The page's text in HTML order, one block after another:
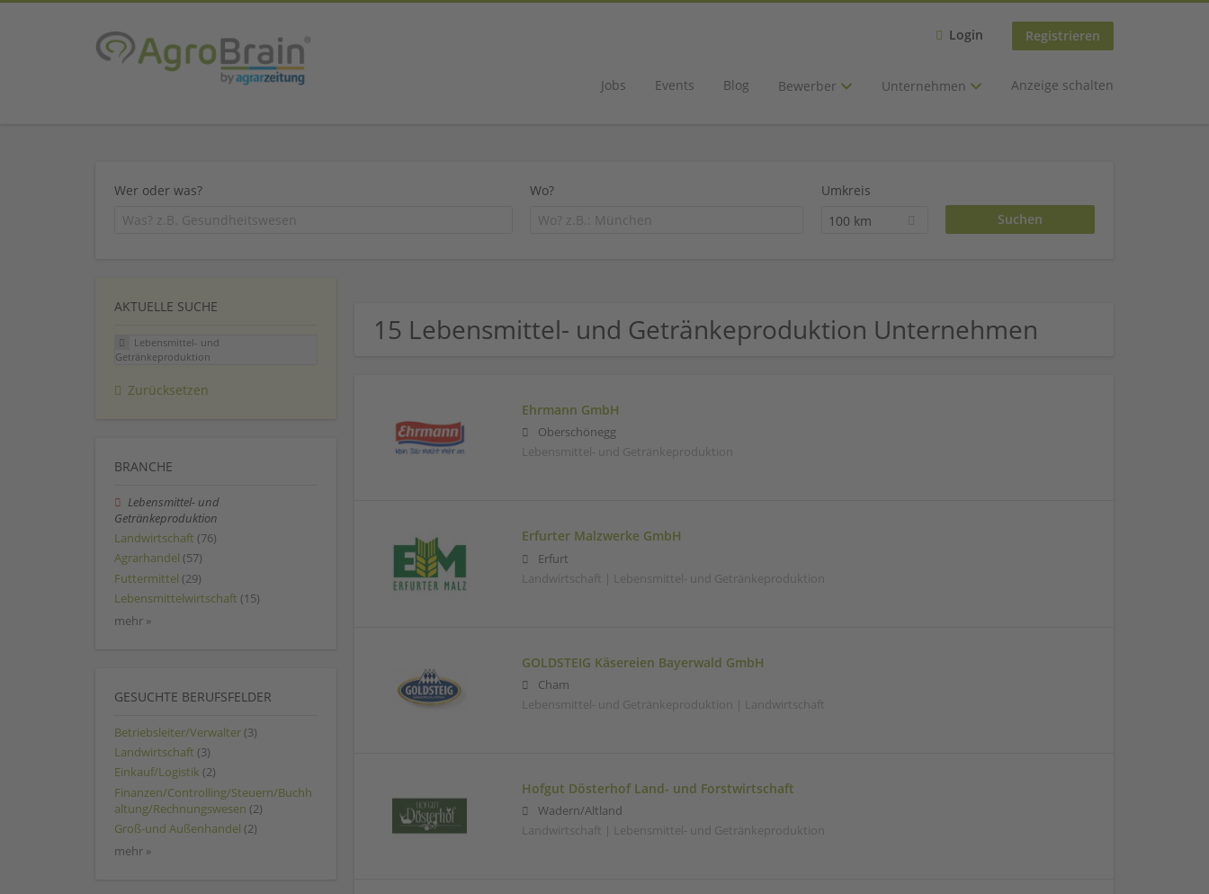
Login Registrieren
Jobs Events Blog Bewerber Unternehmen Anzeige schalten
Wer oder was? Wo?
Umkreis
100 km
15 Lebensmittel- und Getränkeproduktion Unternehmen
Ehrmann GmbH
Oberschönegg
Lebensmittel- und Getränkeproduktion
Erfurter Malzwerke GmbH
Erfurt
Landwirtschaft | Lebensmittel- und Getränkeproduktion
GOLDSTEIG Käsereien Bayerwald GmbH
Cham
Lebensmittel- und Getränkeproduktion | Landwirtschaft
Hofgut Dösterhof Land- und Forstwirtschaft
Wadern/Altland
Landwirtschaft | Lebensmittel- und Getränkeproduktion
AKTUELLE SUCHE
Lebensmittel- und
Getränkeproduktion
Zurücksetzen
BRANCHE
Lebensmittel- und
Getränkeproduktion
Landwirtschaft (76)
Agrarhandel (57)
Futtermittel (29)
Lebensmittelwirtschaft (15)
mehr »
GESUCHTE BERUFSFELDER
Betriebsleiter/Verwalter (3)
Landwirtschaft (3)
Einkauf/Logistik (2)
Finanzen/Controlling/Steuern/Buchh
altung/Rechnungswesen (2)
Groß-und Außenhandel (2)
mehr »